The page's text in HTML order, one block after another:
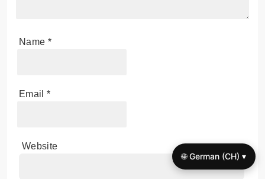
Name *
Email *
Website
🌐 German (CH) ▾